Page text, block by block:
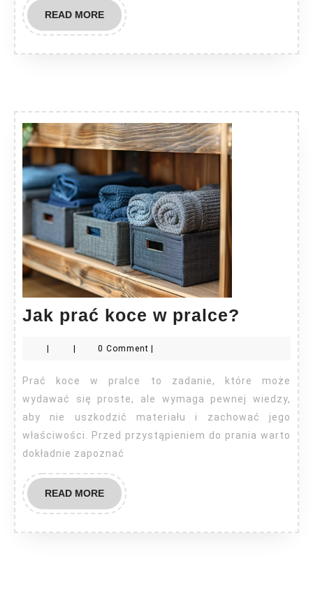
READ MOREREAD
MORE
Jak prać koce w pralce?
w
pralce?
0 Comment
Prać koce w pralce to zadanie, które może
wydawać się proste, ale wymaga pewnej wiedzy,
aby nie uszkodzić materiału i zachować jego
właściwości. Przed przystąpieniem do prania warto
dokładnie zapoznać
READ MOREREAD
MORE